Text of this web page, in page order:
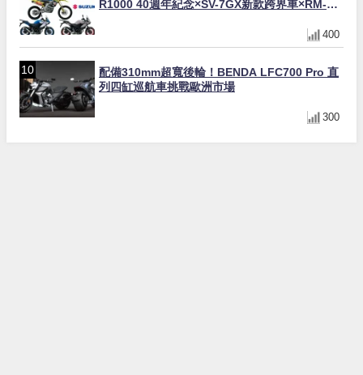
R1000 40週年紀念×SV-7GX新款跨界車×RM-
400
配備310mm超寬後輪！BENDA LFC700 Pro 直
列四缸巡航車挑戰歐洲市場
300